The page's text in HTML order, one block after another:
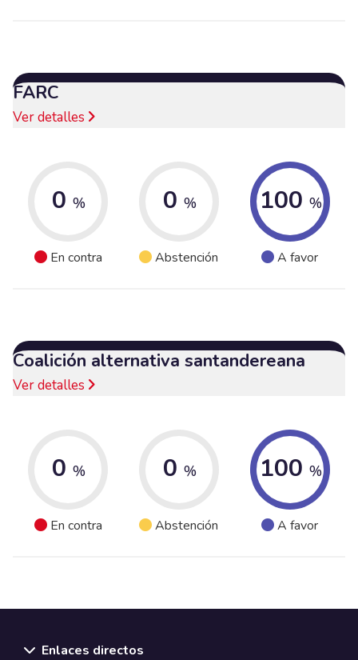
FARC
Ver detalles
0 %
En contra
0 %
Abstención
100 %
A favor
Coalición alternativa santandereana
Ver detalles
0 %
En contra
0 %
Abstención
100 %
A favor
Enlaces directos